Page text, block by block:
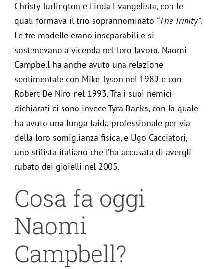
Christy Turlington e Linda Evangelista, con le
quali formava il trio soprannominato “The Trinity”.
Le tre modelle erano inseparabili e si
sostenevano a vicenda nel loro lavoro. Naomi
Campbell ha anche avuto una relazione
sentimentale con Mike Tyson nel 1989 e con
Robert De Niro nel 1993. Tra i suoi nemici
dichiarati ci sono invece Tyra Banks, con la quale
ha avuto una lunga faida professionale per via
della loro somiglianza fisica, e Ugo Cacciatori,
uno stilista italiano che l’ha accusata di avergli
rubato dei gioielli nel 2005.
Cosa fa oggi
Naomi
Campbell?